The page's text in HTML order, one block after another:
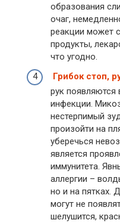
образования
очаг,
реакции может
продукты,
что угодно.
Грибок стоп,
рук появляются
инфекции.
нестерпимый
произойти на
уберечься
является
иммунитета.
аллергии –
но и на пятках.
могут не
шелушится,